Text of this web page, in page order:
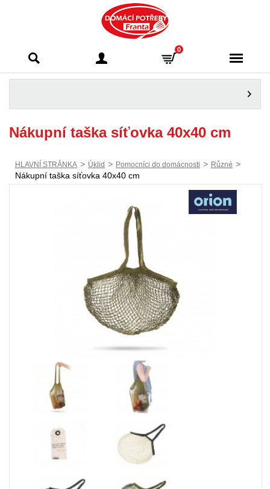
Franta - Příbram
0
Nákupní taška síťovka 40x40 cm
HLAVNÍ STRÁNKA > Úklid > Pomocníci do domácnosti > Různé >
Nákupní taška síťovka 40x40 cm